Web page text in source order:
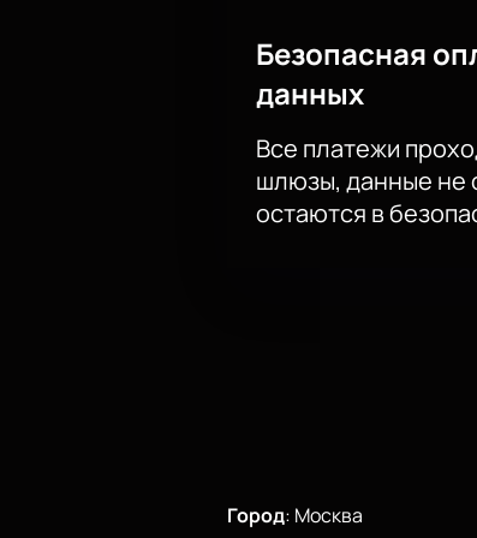
Безопасная
данных
Все платежи
шлюзы, данные не
остаются в
Город: Москва